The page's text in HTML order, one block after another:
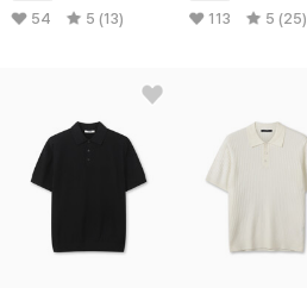
54 5 (13) 113 5 (25)